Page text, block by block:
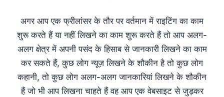
अगर आप एक फ्रीलांसर के तौर पर वर्तमान में राइटिंग का काम
शुरू करते हैं या नहीं लिखने का काम शुरू करते हैं तो आप अलग-
अलग क्षेत्र में अपनी पसंद के हिसाब से जानकारी लिखने का काम
कर सकते हैं, कुछ लोग न्यूज़ लिखने के शौकीन है तो कुछ लोग
कहानी, तो कुछ लोग अलग-अलग जानकारियां लिखने के शौकीन
हैं जो भी आप लिखना चाहते हैं वह आप एक वेबसाइट से जुड़कर